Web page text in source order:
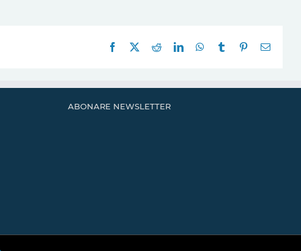
Facebook RedditLinkedInWhatsApp
Tumblr Pinterest
E-
ABONARE NEWSLETTER